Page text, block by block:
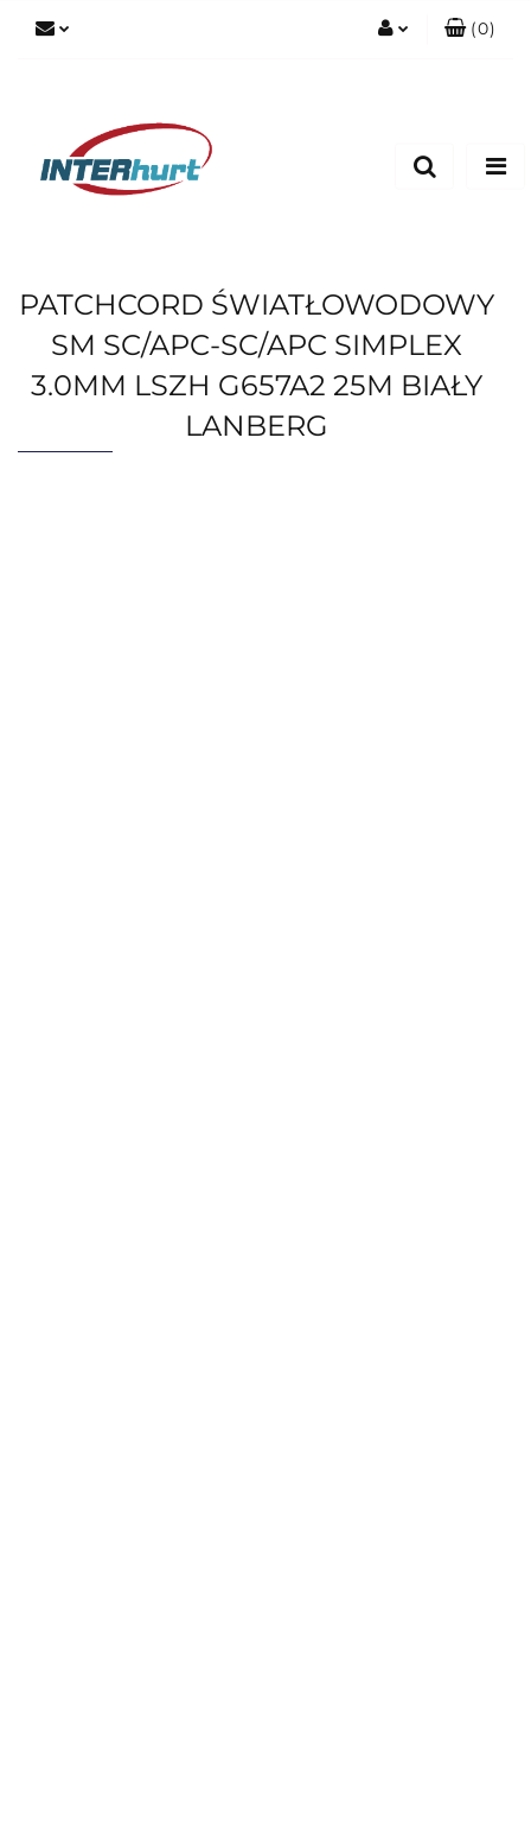
(0)
PATCHCORD ŚWIATŁOWODOWY
SM SC/APC-SC/APC SIMPLEX
3.0MM LSZH G657A2 25M BIAŁY
LANBERG